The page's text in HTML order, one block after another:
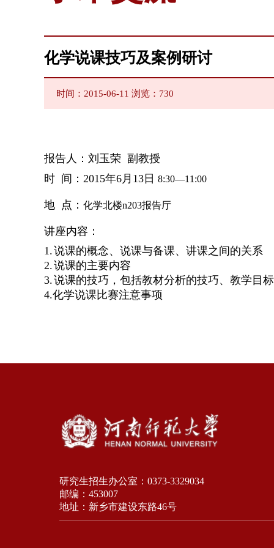
化学说课技巧及案例研讨
时间：2015-06-11 浏览： 730
报告人：刘玉荣 副 教授
时 间： 2015年6月 13 日 8:30—11:00
地 点： 化学北楼n203报告厅
讲座内容：
1.说课的概念、说课与备课、讲课之间的关系
2.说课的主要内容
3.说课的技巧，包括教材分析的技巧、教学目
4.化学说课比赛注意事项
研究生招生办公室：0373-3329034
邮编：453007
地址：新乡市建设东路46号